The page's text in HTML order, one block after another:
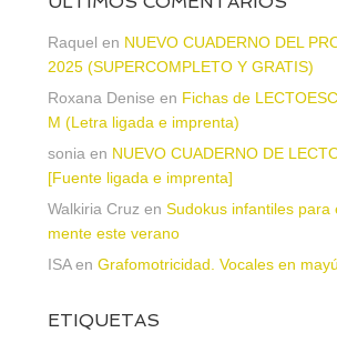
Raquel en NUEVO CUADERNO DEL
2025 (SUPERCOMPLETO Y GRATIS)
Roxana Denise en Fichas de
M (Letra ligada e imprenta)
sonia en NUEVO CUADERNO DE
[Fuente ligada e imprenta]
Walkiria Cruz en Sudokus infantiles para
mente este verano
ISAen Grafomotricidad. Vocales en
ETIQUETAS